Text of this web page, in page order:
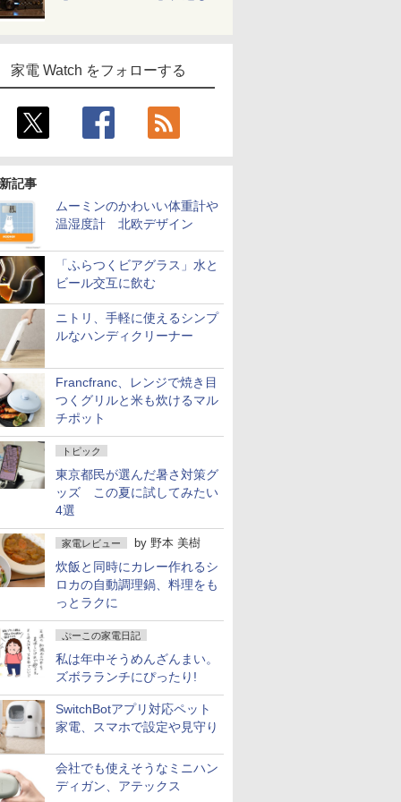
家電 Watch をフォローする
記事
ムーミンのかわいい体重計や
温湿度計 北欧デザイン
「ふらつくビアグラス」水と
ビール交互に飲む
ニトリ、手軽に使えるシンプ
ルなハンディクリーナー
Francfranc、レンジで焼き目
つくグリルと米も炊けるマル
チポット
トピック
東京都民が選んだ暑さ対策グ
ッズ この夏に試してみたい
4選
家電レビュー by 野本 美樹
炊飯と同時にカレー作れるシ
ロカの自動調理鍋、料理をも
っとラクに
ぷーこの家電日記
私は年中そうめんざんまい。
ズボラランチにぴったり!
SwitchBotアプリ対応ペット
家電、スマホで設定や見守り
会社でも使えそうなミニハン
ディガン、アテックス